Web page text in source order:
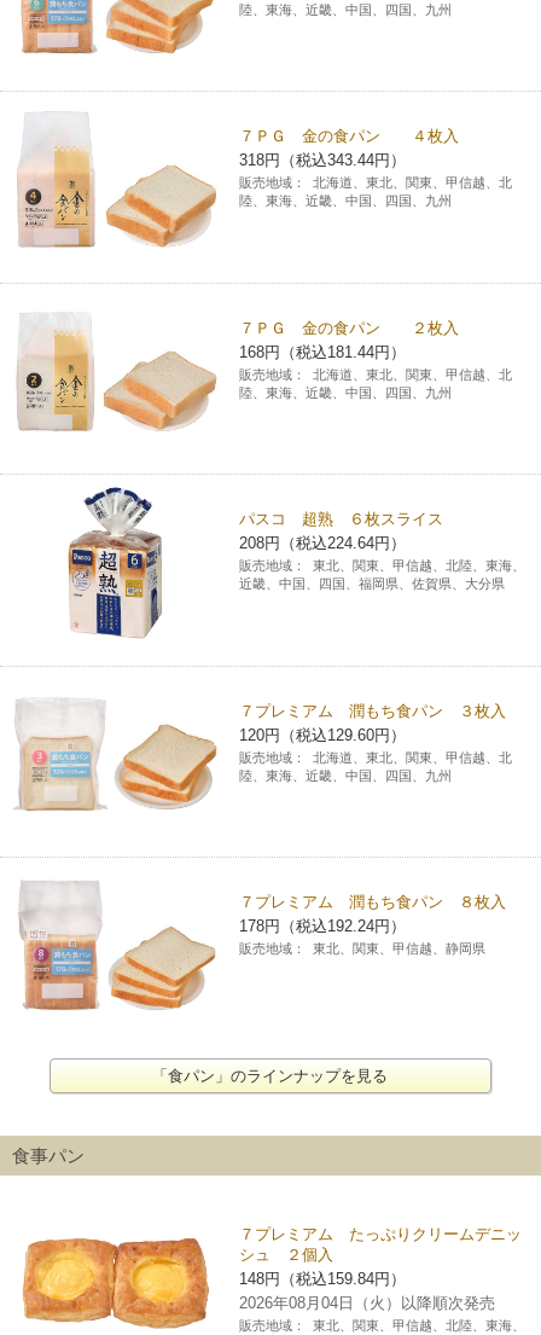
保険
学び・教育
コインランドリー（店舗限定）
宅配ロッカー（店舗限定）
自転車シェアリング（店舗限定）
モバイルバッテリーシェアリング（店舗限定）
モバイルWi-Fiバッテリーシェアリング（店舗限定）
荷物預かりサービス「ecbocloakエクボクローク」（店舗限定）
パウダースペース ラブン（店舗限定）
ソフトバンクギフト
セブン‐イレブンの「商品力」
セブン-イレブンの横顔
セブン-イレブンの歴史
陸、東海、近畿、中国、四国、九州
７ＰＧ 金の食パン ４枚入
318円（税込343.44円）
販売地域：
北海道、東北、関東、甲信越、北
陸、東海、近畿、中国、四国、九州
７ＰＧ 金の食パン ２枚入
168円（税込181.44円）
販売地域：
北海道、東北、関東、甲信越、北
陸、東海、近畿、中国、四国、九州
パスコ 超熟 ６枚スライス
208円（税込224.64円）
販売地域：
東北、関東、甲信越、北陸、東海、
近畿、中国、四国、福岡県、佐賀県、大分県
７プレミアム 潤もち食パン ３枚入
120円（税込129.60円）
販売地域：
北海道、東北、関東、甲信越、北
陸、東海、近畿、中国、四国、九州
７プレミアム 潤もち食パン ８枚入
178円（税込192.24円）
販売地域： 東北、関東、甲信越、静岡県
「食パン」のラインナップを見る
食事パン
７プレミアム たっぷりクリームデニッ
シュ ２個入
148円（税込159.84円）
2026年08月04日（火）以降順次発売
販売地域：
東北、関東、甲信越、北陸、東海、